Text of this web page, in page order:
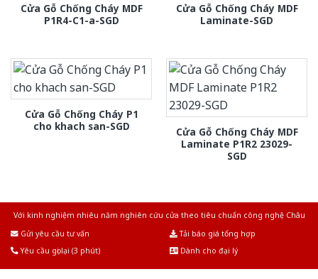
Cửa Gỗ Chống Cháy MDF
P1R4-C1-a-SGD
Cửa Gỗ Chống Cháy MDF
Laminate-SGD
Cửa Gỗ Chống Cháy P1
cho khach san-SGD
Cửa Gỗ Chống Cháy MDF
Laminate P1R2 23029-
SGD
Với kinh nghiệm nhiêu năm nghiên cứu cửa theo tiêu chuẩn công nghệ Châu
Gửi yêu cầu tư vấn
Tải báo giá tổng hợp
Yêu cầu gọi lại (3 phút)
Dành cho đại lý